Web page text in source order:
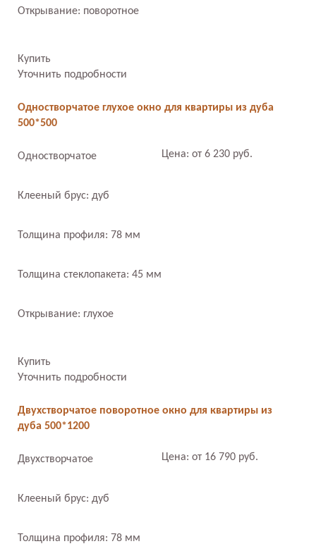
Открывание: поворотное
Купить
Уточнить подробности
Одностворчатое глухое окно для квартиры из дуба
500*500
Одностворчатое
Клееный брус: дуб
Толщина профиля: 78 мм
Толщина стеклопакета: 45 мм
Открывание: глухое
Цена: от 6 230 руб.
Купить
Уточнить подробности
Двухстворчатое поворотное окно для квартиры из
дуба 500*1200
Двухстворчатое
Клееный брус: дуб
Толщина профиля: 78 мм
Цена: от 16 790 руб.